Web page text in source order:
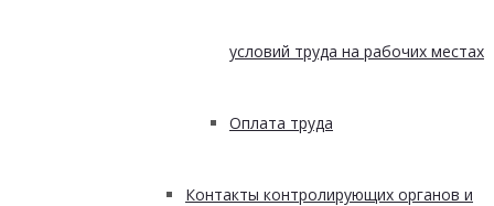
условий труда на рабочих местах
Оплата труда
Контакты контролирующих органов и